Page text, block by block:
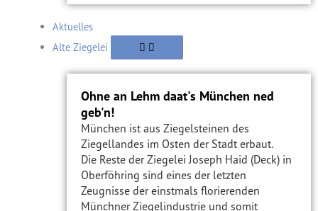
Aktuelles
Alte Ziegelei
Ohne an Lehm daat's München ned
geb'n!
München ist aus Ziegelsteinen des
Ziegellandes im Osten der Stadt erbaut.
Die Reste der Ziegelei Joseph Haid (Deck) in
Oberföhring sind eines der letzten
Zeugnisse der einstmals florierenden
Münchner Ziegelindustrie und somit